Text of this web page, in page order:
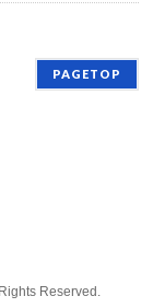
PAGETOP
Reserved.